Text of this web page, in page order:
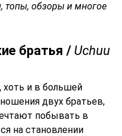
топы, обзоры и многое
братья / Uchuu
хоть и в большей
двух братьев,
побывать в
на становлении